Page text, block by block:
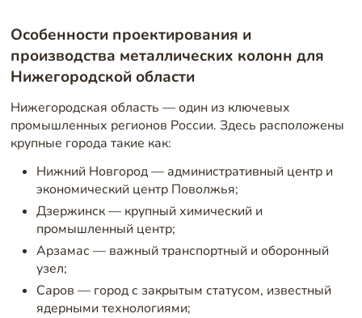
Особенности проектирования и
производства металлических колонн для
Нижегородской области
Нижегородская область — один из ключевых
промышленных регионов России. Здесь расположены
крупные города такие как:
Нижний Новгород — административный центр и
экономический центр Поволжья;
Дзержинск — крупный химический и
промышленный центр;
Арзамас — важный транспортный и оборонный
узел;
Саров — город с закрытым статусом, известный
ядерными технологиями;